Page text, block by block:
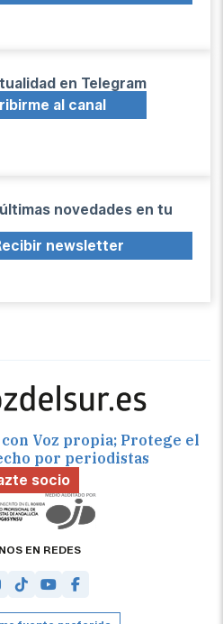
en Telegram
al canal
novedades en tu
newsletter
Voz propia; Protege el
por periodistas
socio
EN REDES